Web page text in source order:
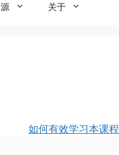
关于
如何有效学习本课程